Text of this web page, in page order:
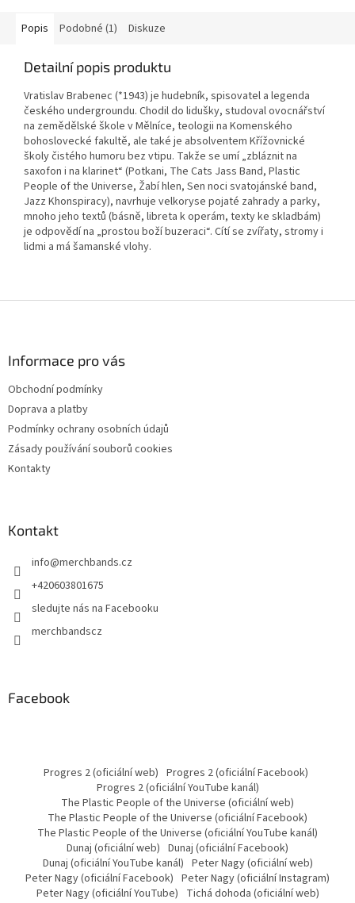
Popis Podobné (1) Diskuze
Detailní popis produktu
Vratislav Brabenec (*1943) je hudebník, spisovatel a legenda
českého undergroundu. Chodil do lidušky, studoval ovocnářství
na zemědělské škole v Mělníce, teologii na Komenského
bohoslovecké fakultě, ale také je absolventem Křížovnické
školy čistého humoru bez vtipu. Takže se umí „zbláznit na
saxofon i na klarinet“ (Potkani, The Cats Jass Band, Plastic
People of the Universe, Žabí hlen, Sen noci svatojánské band,
Jazz Khonspiracy), navrhuje velkoryse pojaté zahrady a parky,
mnoho jeho textů (básně, libreta k operám, texty ke skladbám)
je odpovědí na „prostou boží buzeraci“. Cítí se zvířaty, stromy i
lidmi a má šamanské vlohy.
Informace pro vás
Obchodní podmínky
Doprava a platby
Podmínky ochrany osobních údajů
Zásady používání souborů cookies
Kontakty
Kontakt
info@merchbands.cz
+420603801675
sledujte nás na Facebooku
merchbandscz
Facebook
Progres 2 (oficiální web) Progres 2 (oficiální Facebook)
Progres 2 (oficiální YouTube kanál)
The Plastic People of the Universe (oficiální web)
The Plastic People of the Universe (oficiální Facebook)
The Plastic People of the Universe (oficiální YouTube kanál)
Dunaj (oficiální web) Dunaj (oficiální Facebook)
Dunaj (oficiální YouTube kanál) Peter Nagy (oficiální web)
Peter Nagy (oficiální Facebook) Peter Nagy (oficiální Instagram)
Peter Nagy (oficiální YouTube) Tichá dohoda (oficiální web)